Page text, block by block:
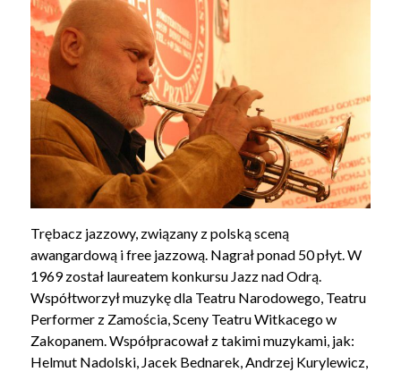
Trębacz jazzowy, związany z polską sceną
awangardową i free jazzową. Nagrał ponad 50 płyt. W
1969 został laureatem konkursu Jazz nad Odrą.
Współtworzył muzykę dla Teatru Narodowego, Teatru
Performer z Zamościa, Sceny Teatru Witkacego w
Zakopanem. Współpracował z takimi muzykami, jak:
Helmut Nadolski, Jacek Bednarek, Andrzej Kurylewicz,